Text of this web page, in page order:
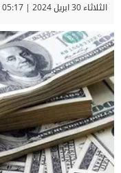
الثلاثاء 30 ابريل 2024 | 05:17 مساءً